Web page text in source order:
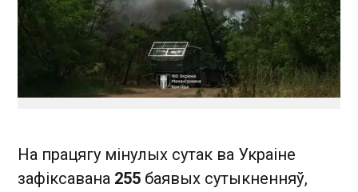
На працягу мінулых сутак ва Украіне
зафіксавана 255 баявых сутыкненняў,